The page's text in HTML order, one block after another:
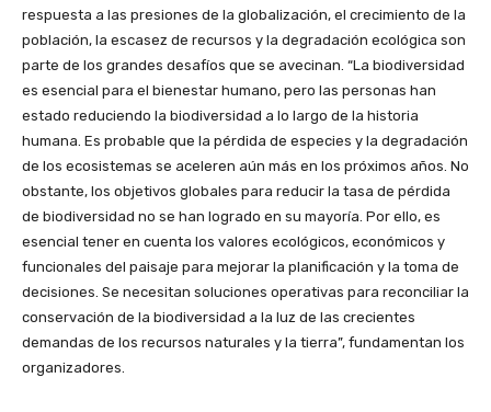
respuesta a las presiones de la globalización, el crecimiento de la
población, la escasez de recursos y la degradación ecológica son
parte de los grandes desafíos que se avecinan. “La biodiversidad
es esencial para el bienestar humano, pero las personas han
estado reduciendo la biodiversidad a lo largo de la historia
humana. Es probable que la pérdida de especies y la degradación
de los ecosistemas se aceleren aún más en los próximos años. No
obstante, los objetivos globales para reducir la tasa de pérdida
de biodiversidad no se han logrado en su mayoría. Por ello, es
esencial tener en cuenta los valores ecológicos, económicos y
funcionales del paisaje para mejorar la planificación y la toma de
decisiones. Se necesitan soluciones operativas para reconciliar la
conservación de la biodiversidad a la luz de las crecientes
demandas de los recursos naturales y la tierra”, fundamentan los
organizadores.